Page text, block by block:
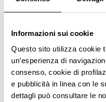
Informazioni sui cookie
Questo sito utilizza cookie
un’esperienza di
consenso, cookie di
e pubblicità in linea con le
dettagli può consultare le